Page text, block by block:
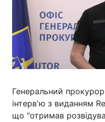
Генеральний
інтерв'ю з виданням
що "отримав